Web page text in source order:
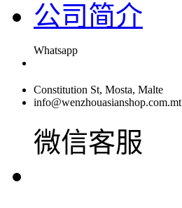
公司简介
Whatsapp
Constitution St, Mosta, Malte
info@wenzhouasianshop.com.mt
微信客服